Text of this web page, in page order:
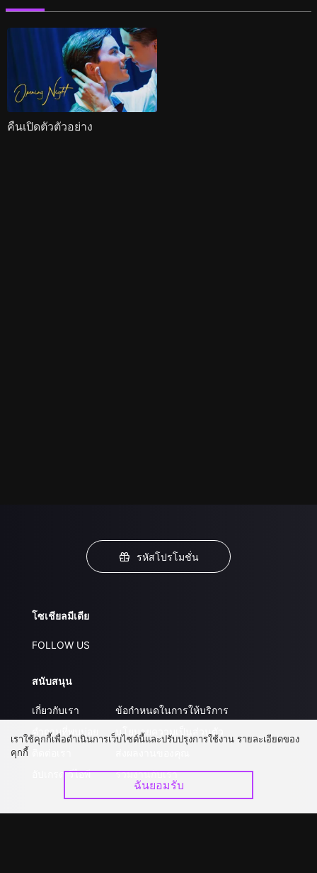
คืนเปิดตัวตัวอย่าง
รหัสโปรโมชั่น
โซเชียลมีเดีย
FOLLOW US
สนับสนุน
เกี่ยวกับเรา
คำถามที่พบบ่อย
อัปเกรด วีไอพี
ข้อกำหนดในการให้บริการ
นโยบายความเป็นส่วนตัว
ร่วมงานกับเรา
เราใช้คุกกี้เพื่อดำเนินการเว็บไซต์นี้และปรับปรุงการใช้งาน รายละเอียดของ
คุกกี้
ฉันยอมรับ